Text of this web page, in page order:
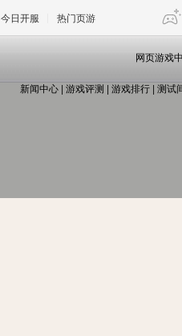
今日开服 热门页游
魔兽 DNF
王权与自由 诛仙世界
网页游戏
新闻中心 游戏评测 游戏排行 测试